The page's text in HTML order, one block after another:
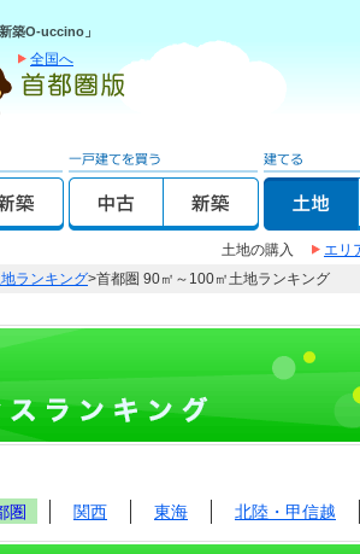
築O-uccino」
全国へ
土地の購入 エリ
ランキング>首都圏 90㎡～100㎡土地ランキング
圏 関西 東海 北陸・甲信越